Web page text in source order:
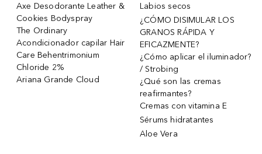
Axe Desodorante Leather &
Cookies Bodyspray
The Ordinary
Acondicionador capilar Hair
Care Behentrimonium
Chloride 2%
Ariana Grande Cloud
Labios secos
¿CÓMO DISIMULAR LOS
GRANOS RÁPIDA Y
EFICAZMENTE?
¿Cómo aplicar el iluminador?
/ Strobing
¿Qué son las cremas
reafirmantes?
Cremas con vitamina E
Sérums hidratantes
Aloe Vera